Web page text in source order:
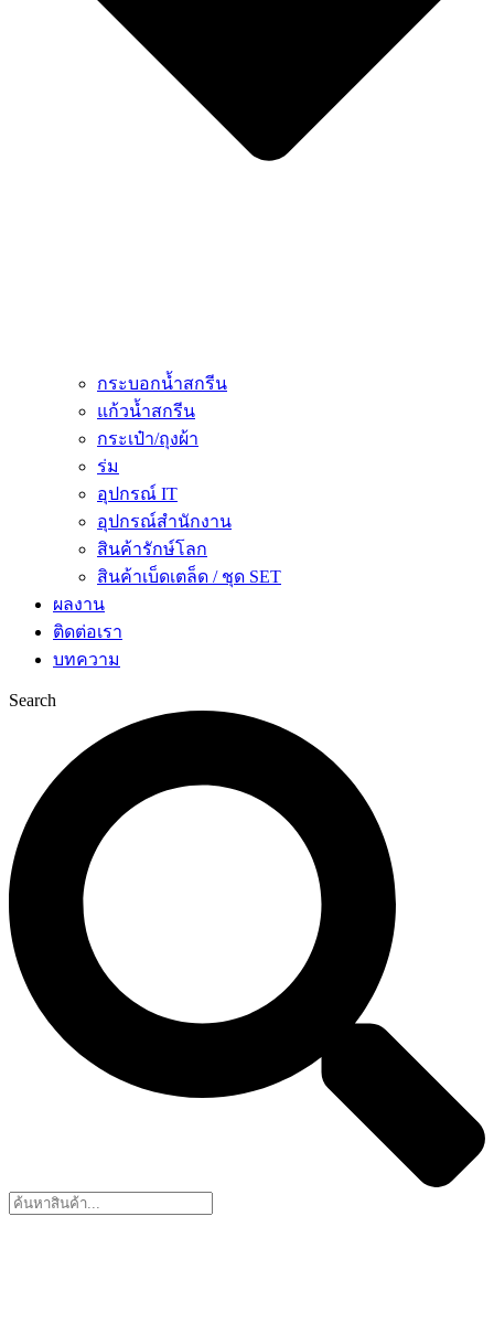
กระบอกน้ำสกรีน
แก้วน้ำสกรีน
กระเป๋า/ถุงผ้า
ร่ม
อุปกรณ์ IT
อุปกรณ์สำนักงาน
สินค้ารักษ์โลก
สินค้าเบ็ดเตล็ด / ชุด SET
ผลงาน
ติดต่อเรา
บทความ
Search